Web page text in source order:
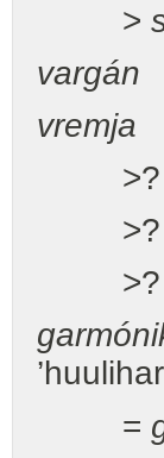
>
vargán
vremja
>?
>?
>?
=